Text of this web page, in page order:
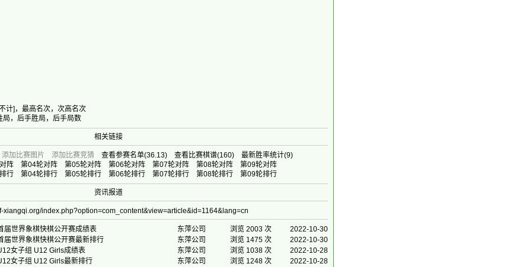
计]，最高名次，次高名次
，后手胜局，后手局数
相关链接
添加比赛图片 添加比赛竞猜 查看参赛名单(36.13) 查看比赛棋谱(160) 最新胜率统计(9)
阵 第04轮对阵 第05轮对阵 第06轮对阵 第07轮对阵 第08轮对阵
第09轮对阵
行 第04轮排行 第05轮排行 第06轮排行 第07轮排行 第08轮排行 第09轮排行
资讯报道
xiangqi.org/index.php?option=com_content&view=article&id=1164&lang=cn
届世界象棋快棋公开赛成绩表 东萍公司 浏览 2003 次
2022-10-30
届世界象棋快棋公开赛最新排行 东萍公司 浏览 1475 次
2022-10-30
女子组 U12 Girls成绩表 东萍公司 浏览 1038 次
2022-10-28
女子组 U12 Girls最新排行 东萍公司 浏览 1248 次
2022-10-28